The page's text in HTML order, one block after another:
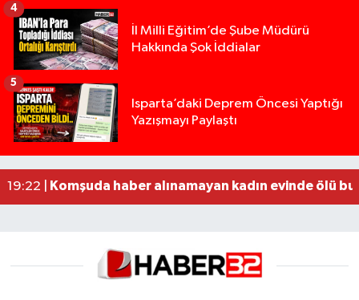
İl Milli Eğitim’de Şube Müdürü
Hakkında Şok İddialar
4
Isparta’daki Deprem Öncesi Yaptığı
Yazışmayı Paylaştı
5
13:00 |Yığılca'da kardeşler arasındaki silahlı kavgada
12:48 |Tur teknesi çalışanlarının birbirine girdiği kavga
02:26 |MOTOSİKLETLE ÇARPIŞAN OTOMOBİL GÜL
19:22 |
Komşuda haber alınamayan kadın evinde ölü